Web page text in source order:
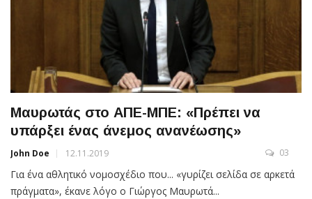
Μαυρωτάς στο ΑΠΕ-ΜΠΕ: «Πρέπει να
υπάρξει ένας άνεμος ανανέωσης»
John Doe 12.11.2019 03
Για ένα αθλητικό νομοσχέδιο που... «γυρίζει σελίδα σε αρκετά
πράγματα», έκανε λόγο ο Γιώργος Μαυρωτά...